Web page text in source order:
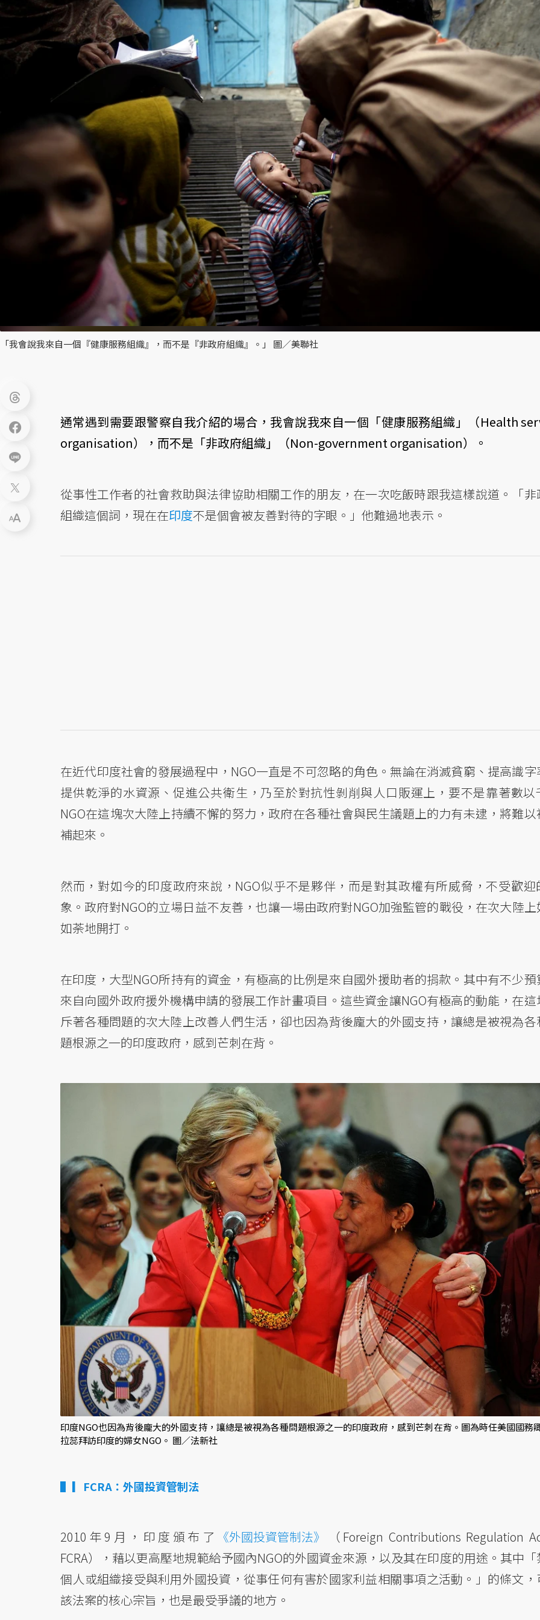
「我會說我來自一個『健康服務組織』，而不是『非政府組織』。」 圖／美聯社
通常遇到需要跟警察自我介紹的場合，我會說我來自一個「健康服務組織」（Health
organisation），而不是「非政府組織」（Non-government organisation）。
從事性工作者的社會救助與法律協助相關工作的朋友，在一次吃飯時跟我這樣說道。「非
組織這個詞，現在在印度不是個會被友善對待的字眼。」他難過地表示。
在近代印度社會的發展過程中，NGO一直是不可忽略的角色。無論在消滅貧窮、提高識字
提供乾淨的水資源、促進公共衛生，乃至於對抗性剝削與人口販運上，要不是靠著數以
NGO在這塊次大陸上持續不懈的努力，政府在各種社會與民生議題上的力有未逮，將難以
補起來。
然而，對如今的印度政府來說，NGO似乎不是夥伴，而是對其政權有所威脅，不受歡迎
象。政府對NGO的立場日益不友善，也讓一場由政府對NGO加強監管的戰役，在次大陸上
如荼地開打。
在印度，大型NGO所持有的資金，有極高的比例是來自國外援助者的捐款。其中有不少預
來自向國外政府援外機構申請的發展工作計畫項目。這些資金讓NGO有極高的動能，在這
斥著各種問題的次大陸上改善人們生活，卻也因為背後龐大的外國支持，讓總是被視為各
題根源之一的印度政府，感到芒刺在背。
印度NGO也因為背後龐大的外國支持，讓總是被視為各種問題根源之一的印度政府，感到芒刺在背。圖為時任美國國務
拉蕊拜訪印度的婦女NGO。 圖／法新社
▎FCRA：外國投資管制法
2010年9月，印度頒布了 《外國投資管制法》
（Foreign Contributions Regulation
FCRA），藉以更高壓地規範給予國內NGO的外國資金來源，以及其在印度的用途。其中「
個人或組織接受與利用外國投資，從事任何有害於國家利益相關事項之活動。」的條文，
該法案的核心宗旨，也是最受爭議的地方。